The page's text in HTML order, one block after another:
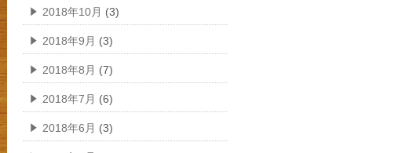
2018年10月 (3)
2018年9月 (3)
2018年8月 (7)
2018年7月 (6)
2018年6月 (3)